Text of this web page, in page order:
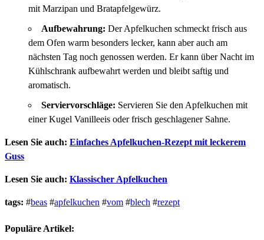
mit Marzipan und Bratapfelgewürz.
Aufbewahrung: Der Apfelkuchen schmeckt frisch aus
dem Ofen warm besonders lecker, kann aber auch am
nächsten Tag noch genossen werden. Er kann über Nacht im
Kühlschrank aufbewahrt werden und bleibt saftig und
aromatisch.
Serviervorschläge: Servieren Sie den Apfelkuchen mit
einer Kugel Vanilleeis oder frisch geschlagener Sahne.
Lesen Sie auch: Einfaches Apfelkuchen-Rezept mit leckerem
Guss
Lesen Sie auch: Klassischer Apfelkuchen
tags: #beas #apfelkuchen #vom #blech #rezept
Populäre Artikel: